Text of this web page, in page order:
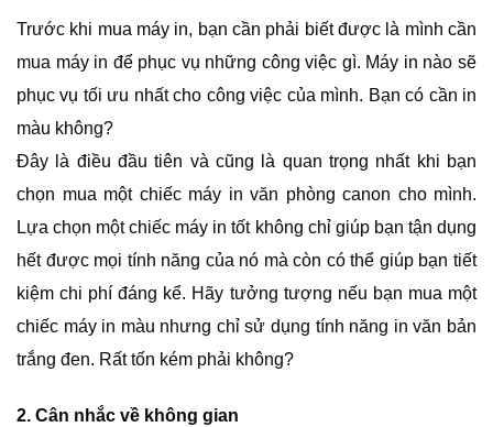
Trước khi mua máy in, bạn cần phải biết được là mình cần
mua máy in để phục vụ những công việc gì. Máy in nào sẽ
phục vụ tối ưu nhất cho công việc của mình. Bạn có cần in
màu không?
Đây là điều đầu tiên và cũng là quan trọng nhất khi bạn
chọn mua một chiếc máy in văn phòng canon cho mình.
Lựa chọn một chiếc máy in tốt không chỉ giúp bạn tận dụng
hết được mọi tính năng của nó mà còn có thể giúp bạn tiết
kiệm chi phí đáng kể. Hãy tưởng tượng nếu bạn mua một
chiếc máy in màu nhưng chỉ sử dụng tính năng in văn bản
trắng đen. Rất tốn kém phải không?
2. Cân nhắc về không gian